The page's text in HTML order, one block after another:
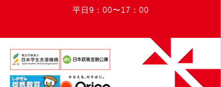
平日9：00〜17：00